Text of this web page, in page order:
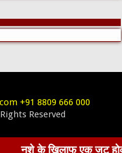
+91 8809 666 000
Reserved
जुट होकर कार्य करना होगा